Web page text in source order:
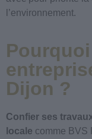
l’environnement.
Dijon ?
Confier ses
locale comme BVS